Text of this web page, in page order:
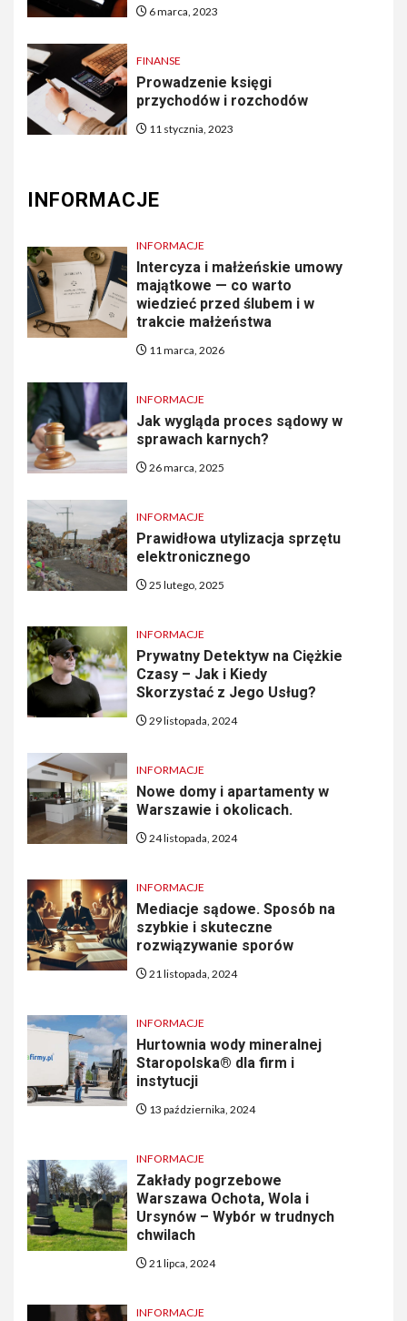
6 marca, 2023
FINANSE
Prowadzenie księgi
przychodów i rozchodów
11 stycznia, 2023
INFORMACJE
INFORMACJE
Intercyza i małżeńskie umowy
majątkowe — co warto
wiedzieć przed ślubem i w
trakcie małżeństwa
11 marca, 2026
INFORMACJE
Jak wygląda proces sądowy w
sprawach karnych?
26 marca, 2025
INFORMACJE
Prawidłowa utylizacja sprzętu
elektronicznego
25 lutego, 2025
INFORMACJE
Prywatny Detektyw na Ciężkie
Czasy – Jak i Kiedy
Skorzystać z Jego Usług?
29 listopada, 2024
INFORMACJE
Nowe domy i apartamenty w
Warszawie i okolicach.
24 listopada, 2024
INFORMACJE
Mediacje sądowe. Sposób na
szybkie i skuteczne
rozwiązywanie sporów
21 listopada, 2024
INFORMACJE
Hurtownia wody mineralnej
Staropolska® dla firm i
instytucji
13 października, 2024
INFORMACJE
Zakłady pogrzebowe
Warszawa Ochota, Wola i
Ursynów – Wybór w trudnych
chwilach
21 lipca, 2024
INFORMACJE